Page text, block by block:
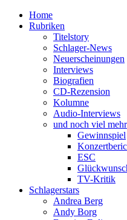
Home
Rubriken
Titelstory
Schlager-News
Neuerscheinungen
Interviews
Biografien
CD-Rezension
Kolumne
Audio-Interviews
und noch viel mehr
Gewinnspiel
ESC
TV-Kritik
Schlagerstars
Andrea Berg
Andy Borg